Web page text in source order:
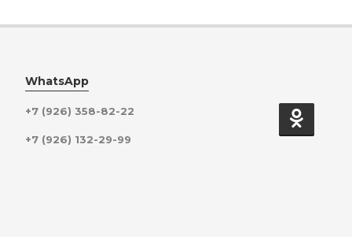
WhatsApp
+7 (926) 358-82-22
+7 (926) 132-29-99